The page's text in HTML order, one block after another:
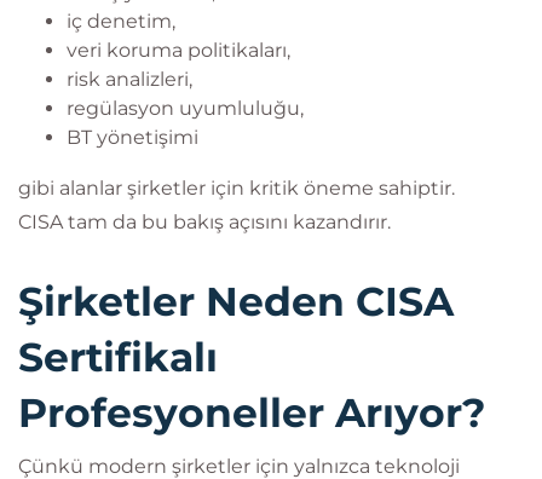
iç denetim,
veri koruma politikaları,
risk analizleri,
regülasyon uyumluluğu,
BT yönetişimi
gibi alanlar şirketler için kritik öneme sahiptir.
CISA tam da bu bakış açısını kazandırır.
Şirketler Neden CISA
Sertifikalı
Profesyoneller Arıyor?
Çünkü modern şirketler için yalnızca teknoloji